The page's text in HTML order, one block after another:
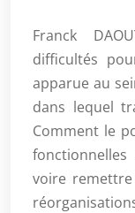
Franck
difficultés
apparue au
dans lequel
Comment le
voire